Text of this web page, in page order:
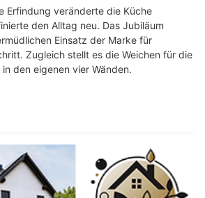
Erfindung veränderte die Küche
den Alltag neu. Das Jubiläum
Einsatz der Marke für
Zugleich stellt es die Weichen für die
den eigenen vier Wänden.